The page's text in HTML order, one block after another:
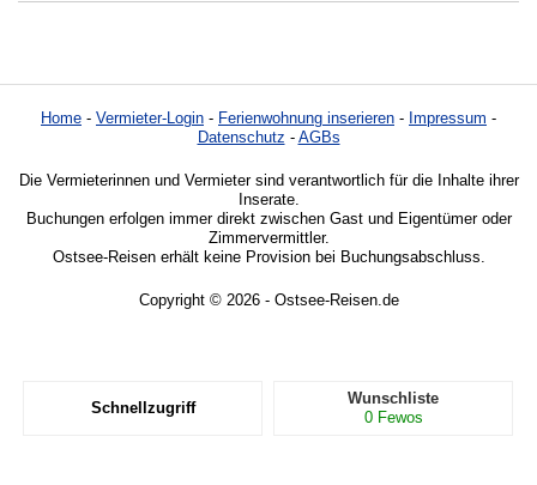
Home - Vermieter-Login - Ferienwohnung inserieren - Impressum -
Datenschutz - AGBs
Die Vermieterinnen und Vermieter sind verantwortlich für die Inhalte ihrer
Inserate.
Buchungen erfolgen immer direkt zwischen Gast und Eigentümer oder
Zimmervermittler.
Ostsee-Reisen erhält keine Provision bei Buchungsabschluss.
Copyright © 2026 - Ostsee-Reisen.de
Schnellzugriff
Wunschliste
0 Fewos